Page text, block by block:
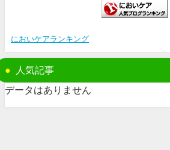
においケアランキング
人気記事
データはありません